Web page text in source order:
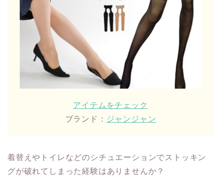
アイテムをチェック
ブランド： ジャンジャン
着替えやトイレなどのシチュエーションでストッキン
グが破れてしまった経験はありませんか？